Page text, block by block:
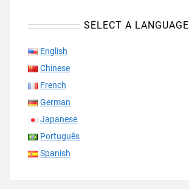
SELECT A LANGUAGE
English
Chinese
French
German
Japanese
Português
Spanish